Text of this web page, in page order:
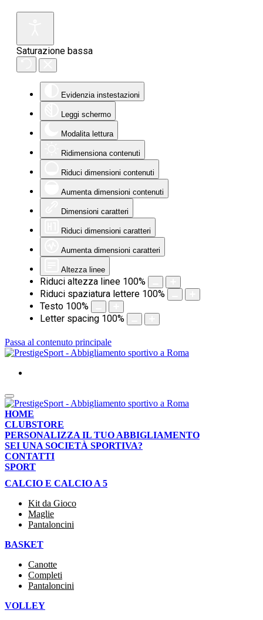
Saturazione bassa
Evidenzia instestazioni
Leggi schermo
Modalita lettura
Ridimensiona contenuti
Riduci dimensioni contenuti
Aumenta dimensioni contenuti
Dimensioni caratteri
Riduci dimensioni caratteri
Aumenta dimensioni caratteri
Altezza linee
Riduci altezza linee 100%
Riduci spaziatura lettere 100%
Testo 100%
Letter spacing 100%
Passa al contenuto principale
HOME
CLUBSTORE
PERSONALIZZA IL TUO ABBIGLIAMENTO
SEI UNA SOCIETÀ SPORTIVA?
CONTATTI
SPORT
CALCIO E CALCIO A 5
Kit da Gioco
Maglie
Pantaloncini
BASKET
Canotte
Completi
Pantaloncini
VOLLEY